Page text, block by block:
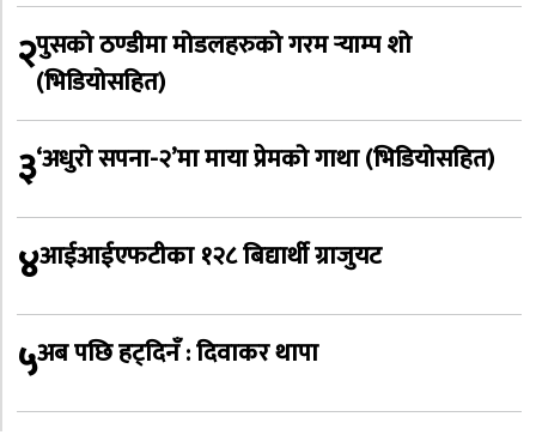
२पुसको ठण्डीमा मोडलहरुको गरम र्‍याम्प शो
(भिडियोसहित)
३‘अधुरो सपना-२’मा माया प्रेमको गाथा (भिडियोसहित)
४आईआईएफटीका १२८ बिद्यार्थी ग्राजुयट
५अब पछि हट्दिनँ : दिवाकर थापा